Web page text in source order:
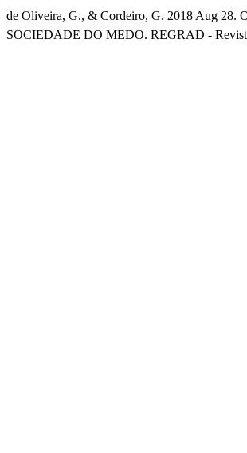
de Oliveira, G., & Cordeiro, G. 2018 Aug
SOCIEDADE DO MEDO. REGRAD -